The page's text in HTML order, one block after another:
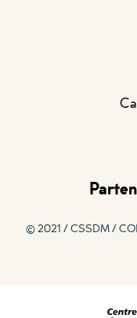
© 2021 / CSSDM /